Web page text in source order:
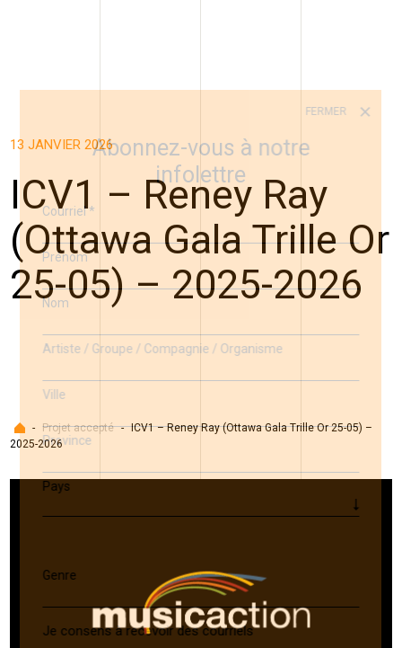
13 JANVIER 2026
ICV1 – Reney Ray
(Ottawa Gala Trille Or
25-05) – 2025-2026
Accueil
- Projet accepté - ICV1 – Reney Ray (Ottawa Gala Trille Or 25-05) –
2025-2026
FERMER
Abonnez-vous à notre
infolettre
Courriel*
Prénom
Nom
Artiste / Groupe / Compagnie / Organisme
Ville
Province
Pays
Genre
Je consens à recevoir des courriels